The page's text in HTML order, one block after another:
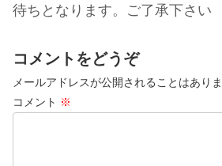
待ちとなります。ご了承下さい
コメントをどうぞ
メールアドレスが公開されることはありま
コメント ※